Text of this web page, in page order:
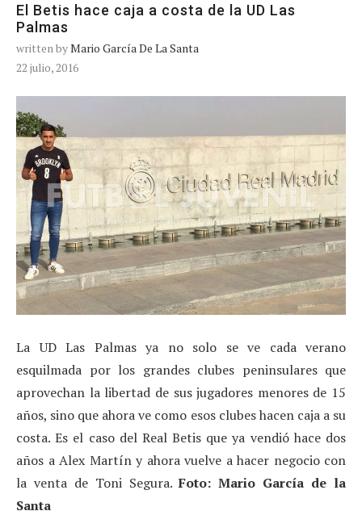
El Betis hace caja a costa de la UD Las
Palmas
written byMario García De La Santa
22 julio, 2016
La UD Las Palmas ya no solo se ve cada verano
esquilmada por los grandes clubes peninsulares que
aprovechan la libertad de sus jugadores menores de 15
años, sino que ahora ve como esos clubes hacen caja a su
costa. Es el caso del Real Betis que ya vendió hace dos
años a Alex Martín y ahora vuelve a hacer negocio con
la venta de Toni Segura.Foto: Mario García de la
Santa